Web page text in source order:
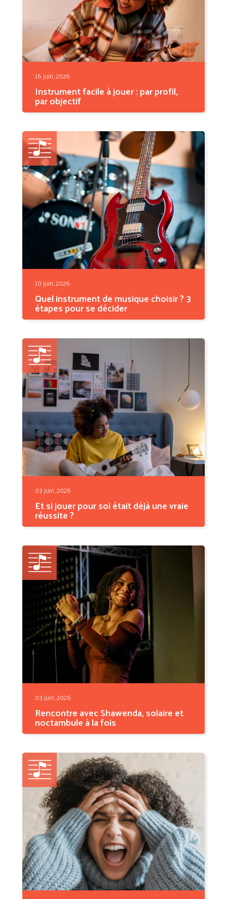
16 juin, 2026
Instrument facile à jouer : par profil,
par objectif
Quel est l'instrument facile à jouer par
10 juin, 2026
Quel instrument de musique choisir ? 3
étapes pour se décider
Vous vous posez la question depuis des
03 juin, 2026
Et si jouer pour soi était déjà une vraie
réussite ?
On apprend la musique avec des objectifs
03 juin, 2026
Rencontre avec Shawenda, solaire et
noctambule à la fois
Elle s'appelle Alison Shawenda Rivière, elle